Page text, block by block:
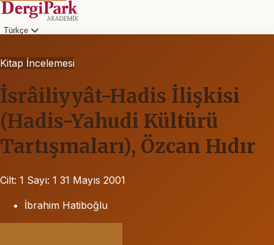
Türkçe
Kitap İncelemesi
İsrâiliyyât-Hadis İlişkisi
(Hadis-Yahudi Kültürü
Tartışmaları), Özcan Hıdır
Cilt: 1 Sayı: 1 31 Mayıs 2001
İbrahim Hatiboğlu